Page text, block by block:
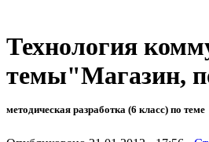
Технология
темы"Магазин,
методическая разработка (6 класс) по теме